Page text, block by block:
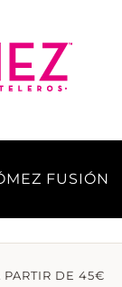
FUSIÓN
PARTIR DE 45€